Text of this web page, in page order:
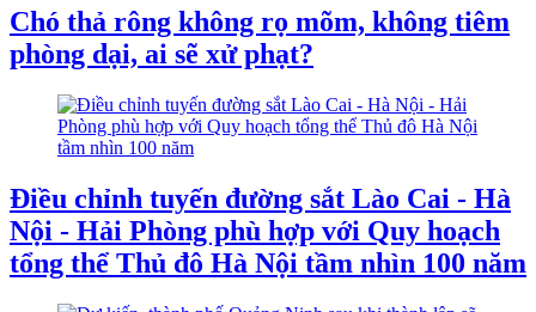
Chó thả rông không rọ mõm, không tiêm
phòng dại, ai sẽ xử phạt?
Điều chỉnh tuyến đường sắt Lào Cai - Hà
Nội - Hải Phòng phù hợp với Quy hoạch
tổng thể Thủ đô Hà Nội tầm nhìn 100 năm